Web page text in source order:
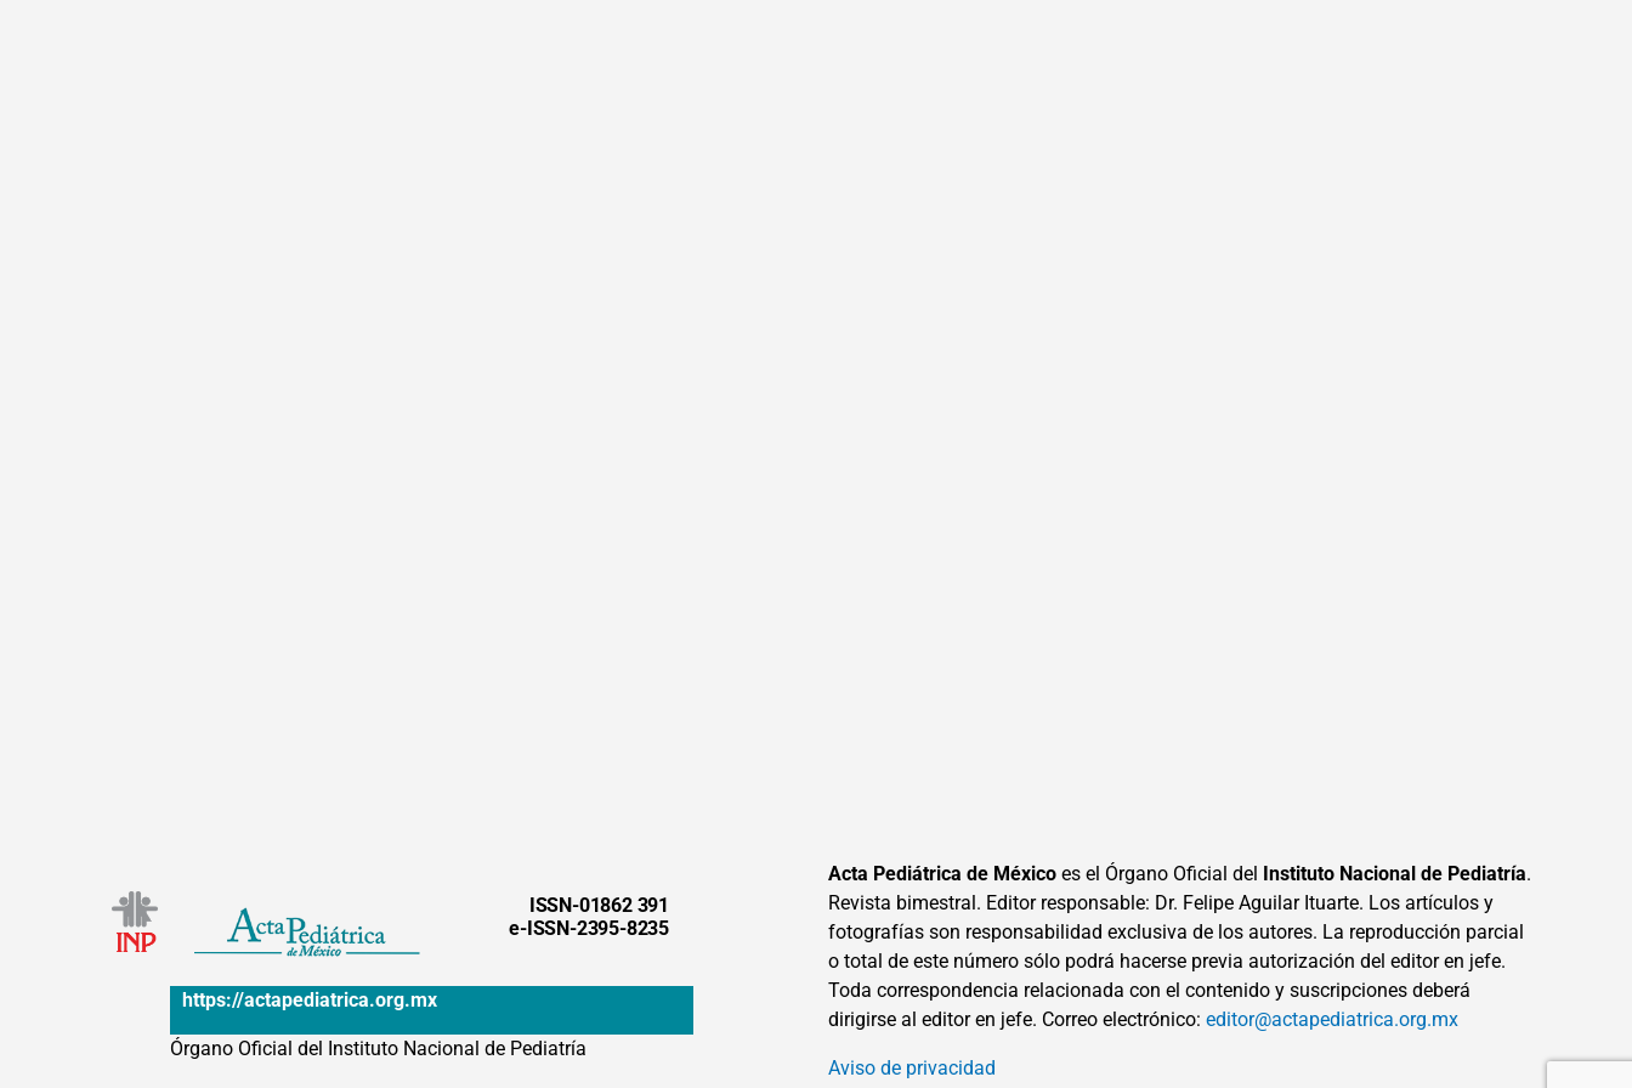
ISSN-01862 391
e-ISSN-2395-8235
https://actapediatrica.org.mx
Órgano Oficial del Instituto Nacional de Pediatría
Acta Pediátrica de México es el Órgano Oficial del Instituto Nacional de Pediatría.
Revista bimestral. Editor responsable: Dr. Felipe Aguilar Ituarte. Los artículos y
fotografías son responsabilidad exclusiva de los autores. La reproducción parcial
o total de este número sólo podrá hacerse previa autorización del editor en jefe.
Toda correspondencia relacionada con el contenido y suscripciones deberá
dirigirse al editor en jefe. Correo electrónico: editor@actapediatrica.org.mx
Aviso de privacidad